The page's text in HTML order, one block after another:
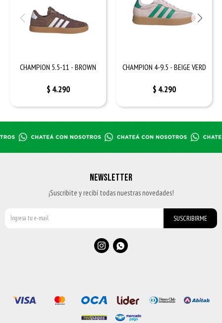
CHAMPION 5.5-11 - BROWN
$ 4.290
CHAMPION 4-9.5 - BEIGE VERD
$ 4.290
NEWSLETTER
¡Suscribite y recibí todas nuestras novedades!
SUSCRIBIRME
 